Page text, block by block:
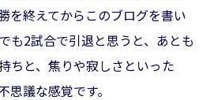
を終えてからこのブログを書い
も2試合で引退と思うと、あとも
ちと、焦りや寂しさといった
議な感覚です。